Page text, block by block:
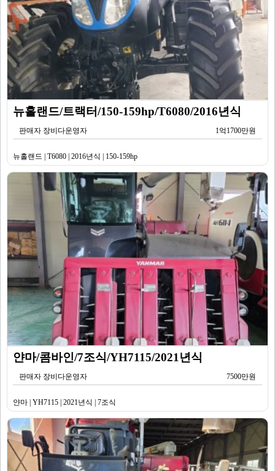
뉴홀랜드/트랙터/150-159hp/T6080/2016년식
판매자 장비다운영자 1억1700만원
뉴홀랜드 | T6080 | 2016년식 | 150-159hp
얀마/콤바인/7조식/YH7115/2021년식
판매자 장비다운영자 7500만원
얀마 | YH7115 | 2021년식 | 7조식